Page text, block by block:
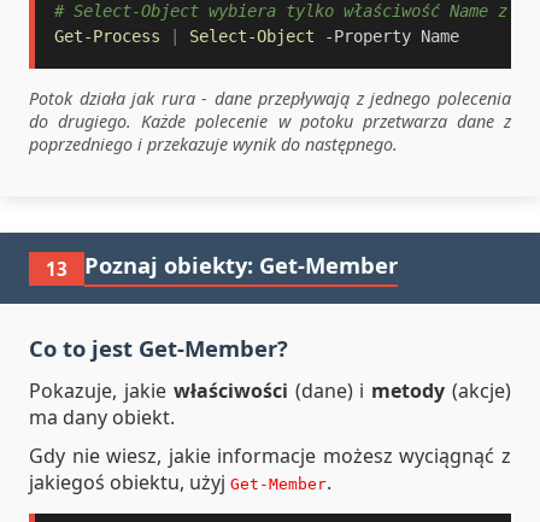
# Select-Object wybiera tylko właściwość Name z
Get-Process
Select-Object -Property Name
Potok działa jak rura - dane przepływają z jednego polecenia
do drugiego. Każde polecenie w potoku przetwarza dane z
poprzedniego i przekazuje wynik do następnego.
13 Poznaj obiekty: Get-Member
Co to jest Get-Member?
Pokazuje, jakie właściwości (dane) i metody (akcje)
ma dany obiekt.
Gdy nie wiesz, jakie informacje możesz wyciągnąć z
jakiegoś obiektu, użyj Get-Member.